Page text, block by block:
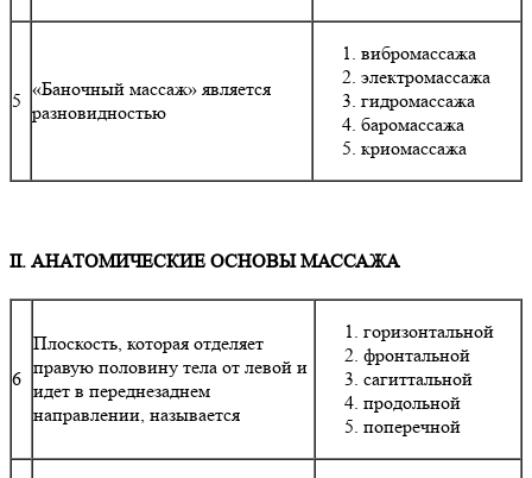
5
«Баночный массаж» является
разновидностью
вибромассажа
электромассажа
гидромассажа
баромассажа
криомассажа
II. АНАТОМИЧЕСКИЕ ОСНОВЫ МАССАЖА
6
Плоскость, которая отделяет
правую половину тела от левой и
идет в переднезаднем
направлении, называется
горизонтальной
фронтальной
сагиттальной
продольной
поперечной